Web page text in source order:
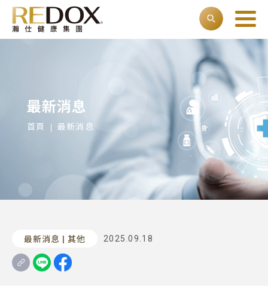
最新消息
首頁 最新消息
最新消息 | 其他 2025.09.18